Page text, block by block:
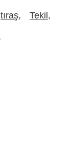
tıraş Tekil